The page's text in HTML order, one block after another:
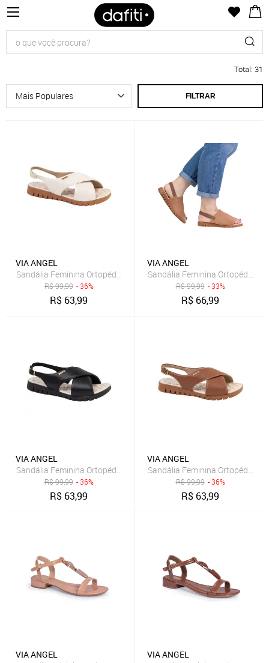
Total: 31
FILTRAR
VIA ANGEL
R$99,99 - 36%
R$ 63,99
VIA ANGEL
R$99,99 - 33%
R$ 66,99
VIA ANGEL
R$99,99 - 36%
R$ 63,99
VIA ANGEL
R$99,99 - 36%
R$ 63,99
VIA ANGEL VIA ANGEL